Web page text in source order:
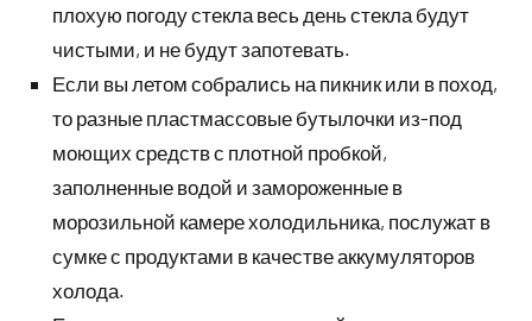
плохую погоду стекла весь день стекла будут
чистыми, и не будут запотевать.
Если вы летом собрались на пикник или в поход,
то разные пластмассовые бутылочки из-под
моющих средств с плотной пробкой,
заполненные водой и замороженные в
морозильной камере холодильника, послужат в
сумке с продуктами в качестве аккумуляторов
холода.